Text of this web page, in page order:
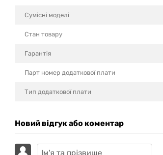
Сумісні моделi
Стан товару
Гарантія
Парт номер додаткової плати
Тип додаткової плати
Новий відгук або коментар